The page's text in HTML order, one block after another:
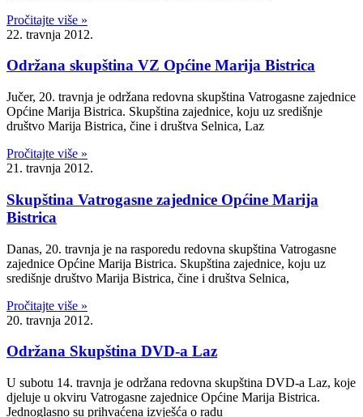
Pročitajte više »
22. travnja 2012.
Održana skupština VZ Općine Marija Bistrica
Jučer, 20. travnja je održana redovna skupština Vatrogasne zajednice
Općine Marija Bistrica. Skupština zajednice, koju uz središnje
društvo Marija Bistrica, čine i društva Selnica, Laz
Pročitajte više »
21. travnja 2012.
Skupština Vatrogasne zajednice Općine Marija
Bistrica
Danas, 20. travnja je na rasporedu redovna skupština Vatrogasne
zajednice Općine Marija Bistrica. Skupština zajednice, koju uz
središnje društvo Marija Bistrica, čine i društva Selnica,
Pročitajte više »
20. travnja 2012.
Održana Skupština DVD-a Laz
U subotu 14. travnja je održana redovna skupština DVD-a Laz, koje
djeluje u okviru Vatrogasne zajednice Općine Marija Bistrica.
Jednoglasno su prihvaćena izvješća o radu